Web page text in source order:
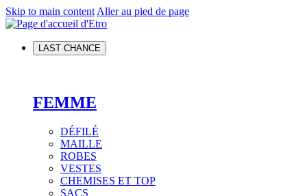
Skip to main content Aller au pied de page
LAST CHANCE
FEMME
DÉFILÉ
MAILLE
ROBES
VESTES
CHEMISES ET TOP
SACS